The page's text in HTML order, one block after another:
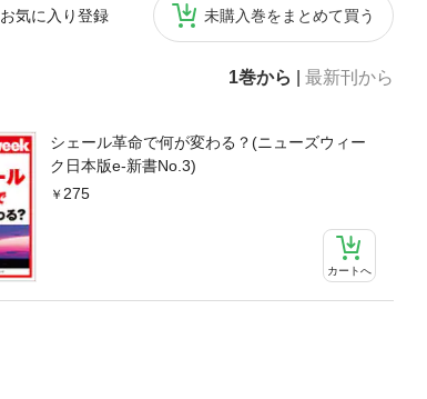
お気に入り登録 未購入巻をまとめて買う
1巻から 最新刊から
シェール革命で何が変わる？(ニューズウィー
ク日本版e-新書No.3)
275
カートへ